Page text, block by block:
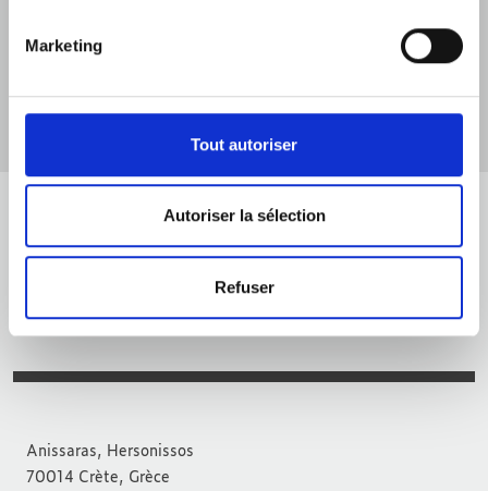
Marketing
Tout autoriser
Autoriser la sélection
Refuser
Anissaras, Hersonissos
70014 Crète, Grèce